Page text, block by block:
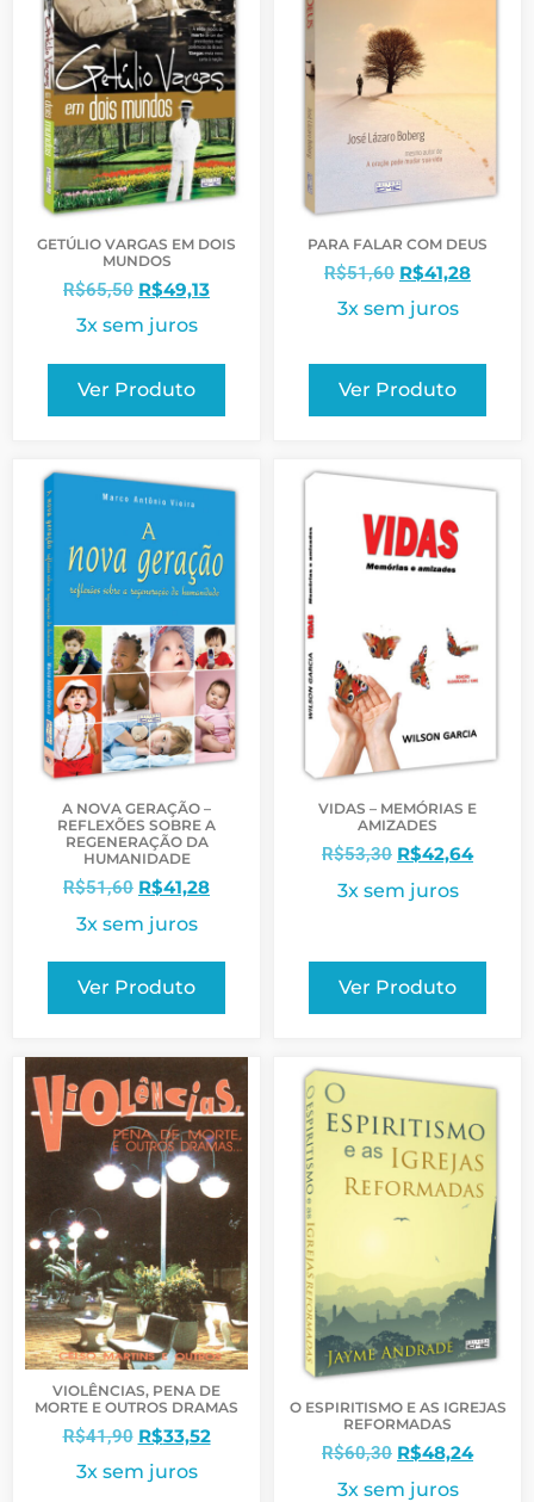
GETÚLIO VARGAS EM DOIS
MUNDOS
R$65,50 R$49,13
3x sem juros
Ver Produto
PARA FALAR COM DEUS
R$51,60 R$41,28
3x sem juros
Ver Produto
A NOVA GERAÇÃO –
REFLEXÕES SOBRE A
REGENERAÇÃO DA
HUMANIDADE
R$51,60 R$41,28
3x sem juros
Ver Produto
VIDAS – MEMÓRIAS E
AMIZADES
R$53,30 R$42,64
3x sem juros
Ver Produto
VIOLÊNCIAS, PENA DE
MORTE E OUTROS DRAMAS
R$41,90 R$33,52
3x sem juros
O ESPIRITISMO E AS IGREJAS
REFORMADAS
R$60,30 R$48,24
3x sem juros